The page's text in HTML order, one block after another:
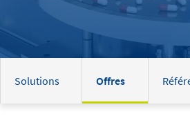
Trouvez votre Actemium
Actemium dans le monde
Solutions Offres